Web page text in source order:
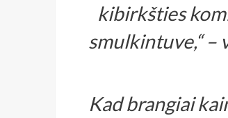
kibirkšties
smulkintuve,“ –
Kad brangiai